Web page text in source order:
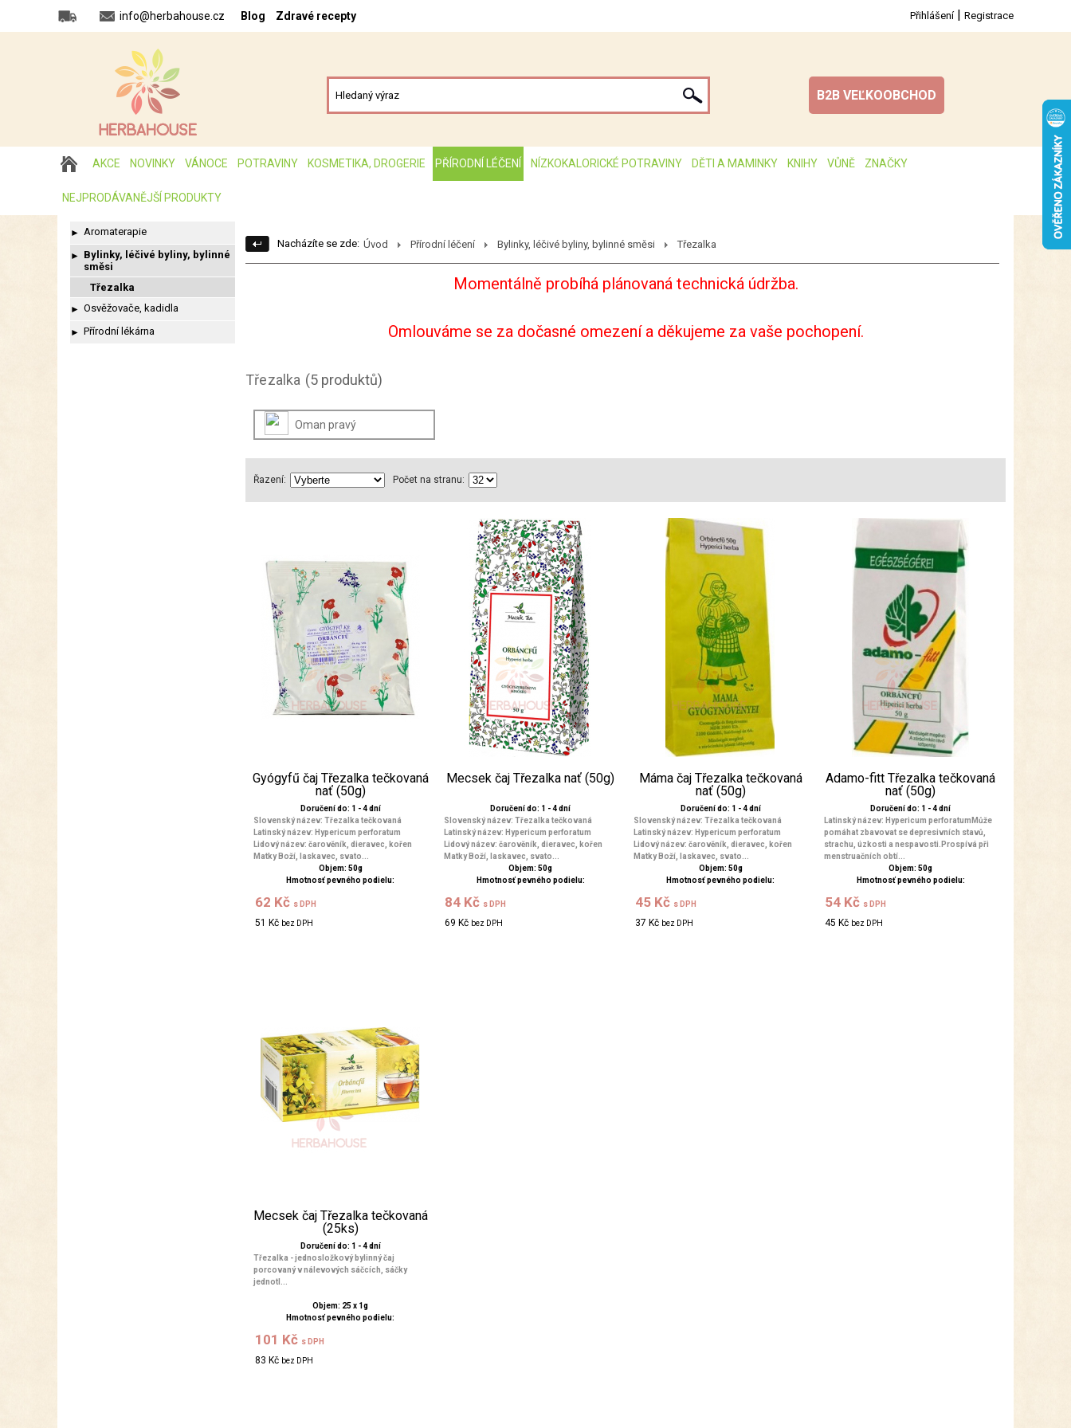
info@herbahouse.cz Blog Zdravé recepty Přihlášení| Registrace
B2B VEĽKOOBCHOD
AKCE NOVINKY VÁNOCE POTRAVINY KOSMETIKA, DROGERIE PŘÍRODNÍ LÉČENÍ NÍZKOKALORICKÉ POTRAVINY DĚTI A MAMINKY KNIHY VŮNĚ ZNAČKY
NEJPRODÁVANĚJŠÍ PRODUKTY
► Aromaterapie
► Bylinky, léčivé byliny, bylinné
směsi
Třezalka
► Osvěžovače, kadidla
► Přírodní lékárna
Nacházíte se zde: Úvod Přírodní léčení Bylinky, léčivé byliny, bylinné směsi Třezalka
Momentálně probíhá plánovaná technická údržba.
Omlouváme se za dočasné omezení a děkujeme za vaše pochopení.
Třezalka (5 produktů)
Oman pravý
Řazení: Počet na stranu:
Gyógyfű čaj Třezalka tečkovaná
nať (50g)
Doručení do: 1 - 4 dní
Slovenský název: Třezalka tečkovaná
Latinský název: Hypericum perforatum
Lidový název: čarověník, dieravec, kořen
Matky Boží, laskavec, svato...
Objem: 50g
Hmotnosť pevného podielu:
62 Kč s DPH
51 Kč bez DPH
Mecsek čaj Třezalka nať (50g)
Doručení do: 1 - 4 dní
Slovenský název: Třezalka tečkovaná
Latinský název: Hypericum perforatum
Lidový název: čarověník, dieravec, kořen
Matky Boží, laskavec, svato...
Objem: 50g
Hmotnosť pevného podielu:
84 Kč s DPH
69 Kč bez DPH
Máma čaj Třezalka tečkovaná
nať (50g)
Doručení do: 1 - 4 dní
Slovenský název: Třezalka tečkovaná
Latinský název: Hypericum perforatum
Lidový název: čarověník, dieravec, kořen
Matky Boží, laskavec, svato...
Objem: 50g
Hmotnosť pevného podielu:
45 Kč s DPH
37 Kč bez DPH
Adamo-fitt Třezalka tečkovaná
nať (50g)
Doručení do: 1 - 4 dní
Latinský název: Hypericum perforatumMůže
pomáhat zbavovat se depresivních stavů,
strachu, úzkosti a nespavosti.Prospívá při
menstruačních obtí...
Objem: 50g
Hmotnosť pevného podielu:
54 Kč s DPH
45 Kč bez DPH
Mecsek čaj Třezalka tečkovaná
(25ks)
Doručení do: 1 - 4 dní
Třezalka - jednosložkový bylinný čaj
porcovaný v nálevových sáčcích, sáčky
jednotl...
Objem: 25 x 1g
Hmotnosť pevného podielu:
101 Kč s DPH
83 Kč bez DPH